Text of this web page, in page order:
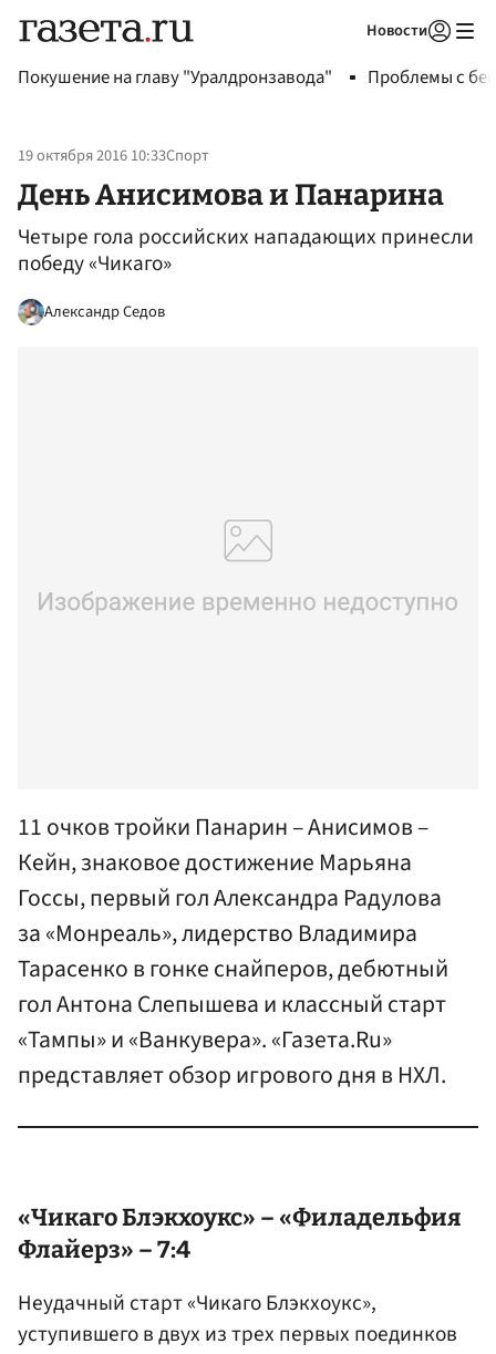
Новости
Покушение на главу "Уралдронзавода" Проблемы с
19 октября 2016 10:33Спорт
День Анисимова и Панарина
Четыре гола российских нападающих принесли
победу «Чикаго»
Александр Седов
11 очков тройки Панарин – Анисимов –
Кейн, знаковое достижение Марьяна
Госсы, первый гол Александра Радулова
за «Монреаль», лидерство Владимира
Тарасенко в гонке снайперов, дебютный
гол Антона Слепышева и классный старт
«Тампы» и «Ванкувера». «Газета.Ru»
представляет обзор игрового дня в НХЛ.
«Чикаго Блэкхоукс» – «Филадельфия
Флайерз» – 7:4
Неудачный старт «Чикаго Блэкхоукс»,
уступившего в двух из трех первых поединков